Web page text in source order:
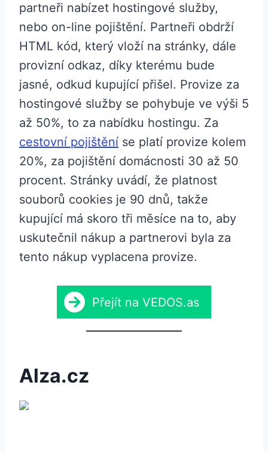
partneři nabízet hostingové služby,
nebo on-line pojištění. Partneři obdrží
HTML kód, který vloží na stránky, dále
provizní odkaz, díky kterému bude
jasné, odkud kupující přišel. Provize za
hostingové služby se pohybuje ve výši 5
až 50%, to za nabídku hostingu. Za
cestovní pojištění se platí provize kolem
20%, za pojištění domácnosti 30 až 50
procent. Stránky uvádí, že platnost
souborů cookies je 90 dnů, takže
kupující má skoro tři měsíce na to, aby
uskutečnil nákup a partnerovi byla za
tento nákup vyplacena provize.
Přejít na VEDOS.as
Alza.cz